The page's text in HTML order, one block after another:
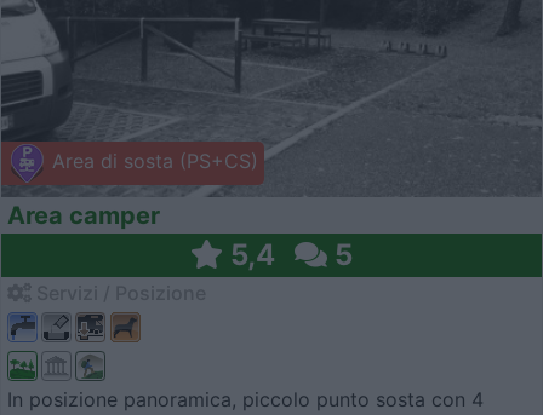
Area di sosta (PS+CS)
Area camper
5,4 5
In posizione panoramica, piccolo punto sosta con 4